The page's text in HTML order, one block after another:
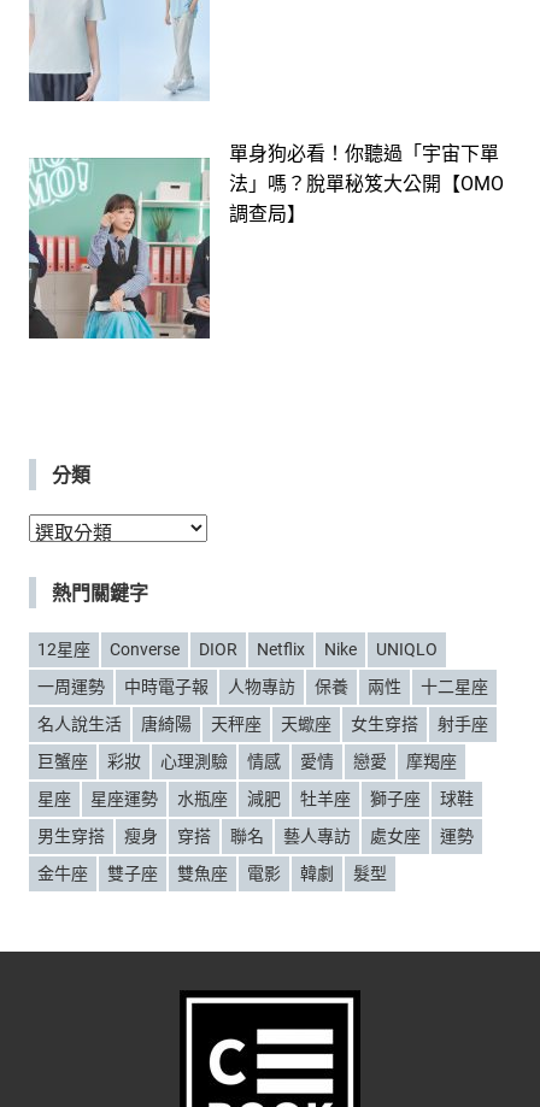
單身狗必看！你聽過「宇宙下單
法」嗎？脫單秘笈大公開【OMO
調查局】
分類
分
熱門關鍵字
12星座 Converse DIOR Netflix Nike
UNIQLO
一周運勢
中時電子報 人物專訪 保養 兩性
十二星座
名人說生活
唐綺陽 天秤座 天蠍座 女生穿搭
射手座
巨蟹座
彩妝 心理測驗 情感 愛情 戀愛
摩羯座
星座
星座運勢 水瓶座 減肥 牡羊座 獅子座
球鞋
男生穿搭
瘦身 穿搭 聯名 藝人專訪 處女座
運勢
金牛座
雙子座 雙魚座 電影 韓劇 髮型